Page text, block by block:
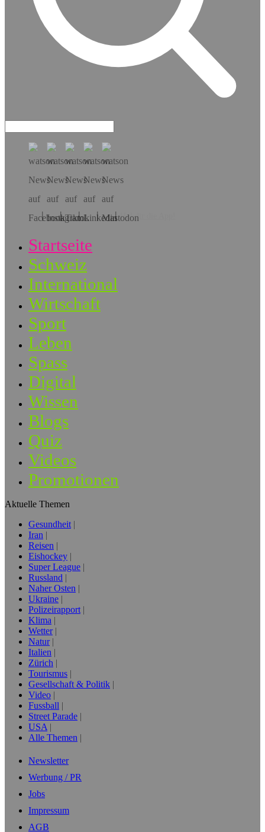
Hol dir die App!
Startseite
Schweiz
International
Wirtschaft
Sport
Leben
Spass
Digital
Wissen
Blogs
Quiz
Videos
Promotionen
Aktuelle Themen
Gesundheit
Iran
Reisen
Eishockey
Super League
Russland
Naher Osten
Ukraine
Polizeirapport
Klima
Wetter
Natur
Italien
Zürich
Tourismus
Gesellschaft & Politik
Video
Fussball
Street Parade
USA
Alle Themen
Newsletter
Werbung / PR
Jobs
Impressum
AGB